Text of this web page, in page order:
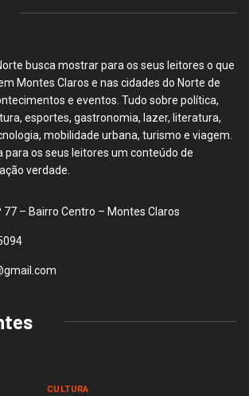
busca mostrar para os seus leitores o que
Montes Claros e nas cidades do Norte de
e eventos. Tudo sobre política,
esportes, gastronomia, lazer, literatura,
mobilidade urbana, turismo e viagem.
para os seus leitores um conteúdo de
verdade.
77 – Bairro Centro – Montes Claros
CULTURA